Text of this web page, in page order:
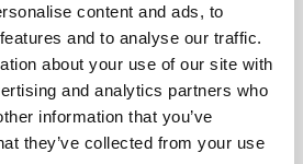
content and ads, to
and to analyse our traffic.
about your use of our site with
and analytics partners who
information that you’ve
they’ve collected from your use
części są
odzyskiwane w
środowisku ESD,
brak uszkodzeń
zanieczyszczeń.